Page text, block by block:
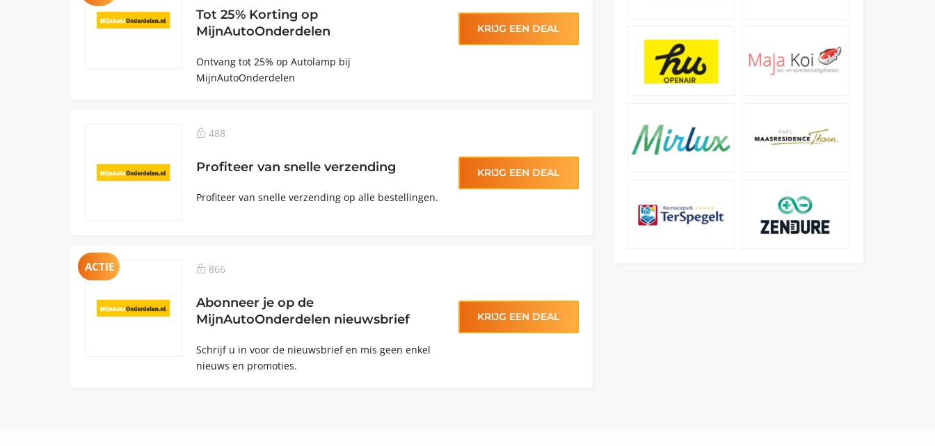
Tot 25% Korting op
MijnAutoOnderdelen
Ontvang tot 25% op Autolamp bij
MijnAutoOnderdelen
KRIJG EEN DEAL
488
Profiteer van snelle verzending
Profiteer van snelle verzending op alle bestellingen.
KRIJG EEN DEAL
ACTIE 866
Abonneer je op de
MijnAutoOnderdelen nieuwsbrief
Schrijf u in voor de nieuwsbrief en mis geen enkel
nieuws en promoties.
KRIJG EEN DEAL